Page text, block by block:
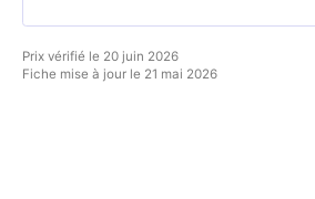
Prix vérifié le 20 juin 2026
Fiche mise à jour le 21 mai 2026